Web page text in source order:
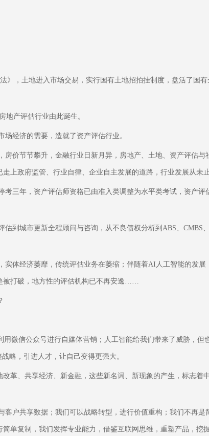
》，土地进入市场交易，实行国有土地招拍挂制度，盘活了国
地产评估行业由此诞生。
经济的需要，造就了资产评估行业。
价节节攀升，金融行业日新月异，房地产、土地、资产评估
上政府监管、行业自律、企业自主发展的道路，行业发展从未止
三年，资产评估师资格已由准入类调整为水平类考试，资产
到城市更新全程顾问与咨询，从不良债权分析到ABS、CMBS
体经济萎靡，传统评估业务在萎缩；伴随着AI人工智能的发展
被打破，地方性的评估机构已不再安逸……
微信公众号进行自媒体营销；人工智能给我们带来了威胁，但
略，引进人才，让自己变得更强大。
革、共享经济、新金融，这些新名词、新现象的产生，标志
户共享数据；我们可以战略转型，进行价值重构；我们不再
单复制，我们发挥专业能力，借鉴互联网思维，重塑产品，挖